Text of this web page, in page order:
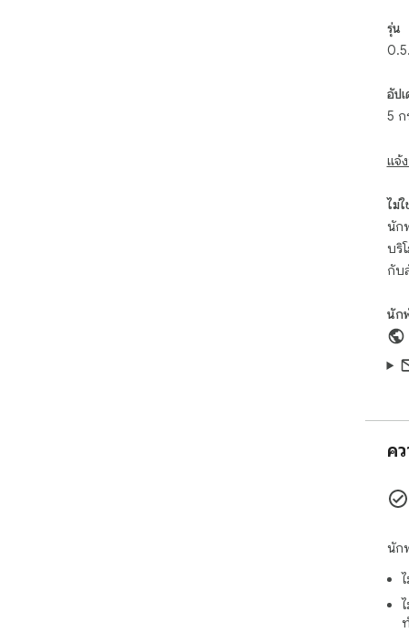
รุ่น
อัป
5 ก
แจ้
นัก
ไม่ใ
นัก
บริ
กับ
ค
นัก